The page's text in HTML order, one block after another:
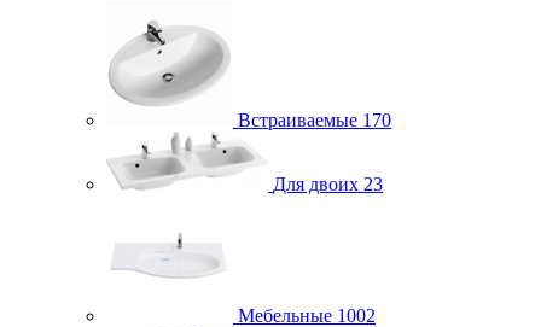
Встраиваемые 170
Для двоих 23
Мебельные 1002